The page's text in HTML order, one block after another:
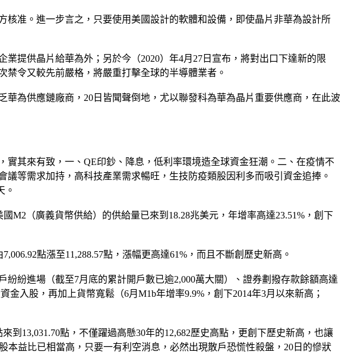
准。進一步言之，只要使用美國設計的軟體和設備，即使晶片非華為設計所
提供晶片給華為外；另於今（2020）年4月27日宣布，將對出口下達新的限
令又較先前嚴格，將嚴重打擊全球的半導體業者。
為供應鏈廠商，20日皆聞聲倒地，尤以聯發科為華為晶片重要供應商，在此波
其來有致，一、QE印鈔、降息，低利率環境造全球資金狂潮。二、在疫情不
等需求加持，高科技產業需求暢旺，生技防疫類股因利多而吸引資金追捧。
。
M2（廣義貨幣供給）的供給量已來到18.28兆美元，年增率高達23.51%，創下
點漲至11,288.57點，漲幅更高達61%，而且不斷創歷史新高。
紛進場（截至7月底的累計開戶數已逾2,000萬大關）、證券劃撥存款餘額高達
入股，再加上貨幣寬鬆（6月M1b年增率9.9%，創下2014年3月以來新高；
13,031.70點，不僅躍過高懸30年的12,682歷史高點，更創下歷史新高，也讓
益比已相當高，只要一有利空消息，必然出現散戶恐慌性殺盤，20日的慘狀